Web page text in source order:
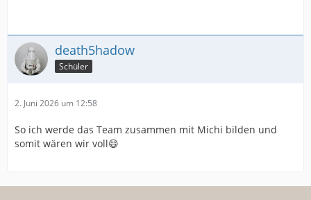
death5hadow
Schüler
2. Juni 2026 um 12:58
So ich werde das Team zusammen mit Michi bilden und
somit wären wir voll😄